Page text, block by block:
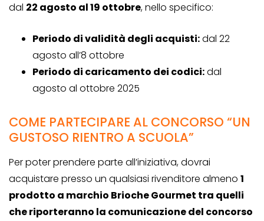
dal 22 agosto al 19 ottobre, nello specifico:
Periodo di validità degli acquisti:dal 22
agosto all’8 ottobre
Periodo di caricamento dei codici:dal
agosto al ottobre 2025
COME PARTECIPARE AL CONCORSO “UN
GUSTOSO RIENTRO A SCUOLA”
Per poter prendere parte all’iniziativa, dovrai
acquistare presso un qualsiasi rivenditore almeno 1
prodotto a marchio Brioche Gourmet tra quelli
che riporteranno la comunicazione del concorso